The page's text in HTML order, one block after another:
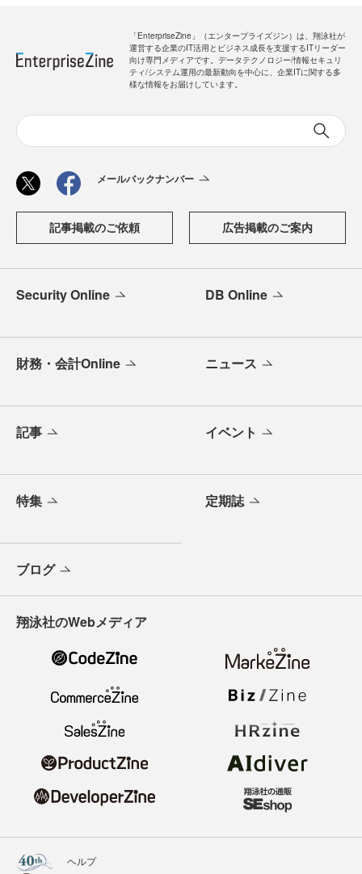
「EnterpriseZine」（エンタープライズジン）は、翔泳社が
運営する企業のIT活用とビジネス成長を支援するITリーダー
向け専門メディアです。データテクノロジー/情報セキュリ
ティ/システム運用の最新動向を中心に、企業ITに関する多
様な情報をお届けしています。
メールバックナンバー
記事掲載のご依頼 広告掲載のご案内
Security Online DB Online
財務・会計Online ニュース
記事 イベント
特集 定期誌
ブログ
翔泳社のWebメディア
ヘルプ